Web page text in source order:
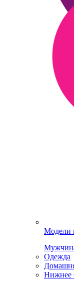
Модели
Одежда
Нижнее